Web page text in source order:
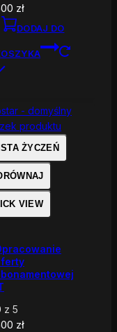
zł
DODAJ DO
ŻYCZEŃ
VIEW
z 5
zł